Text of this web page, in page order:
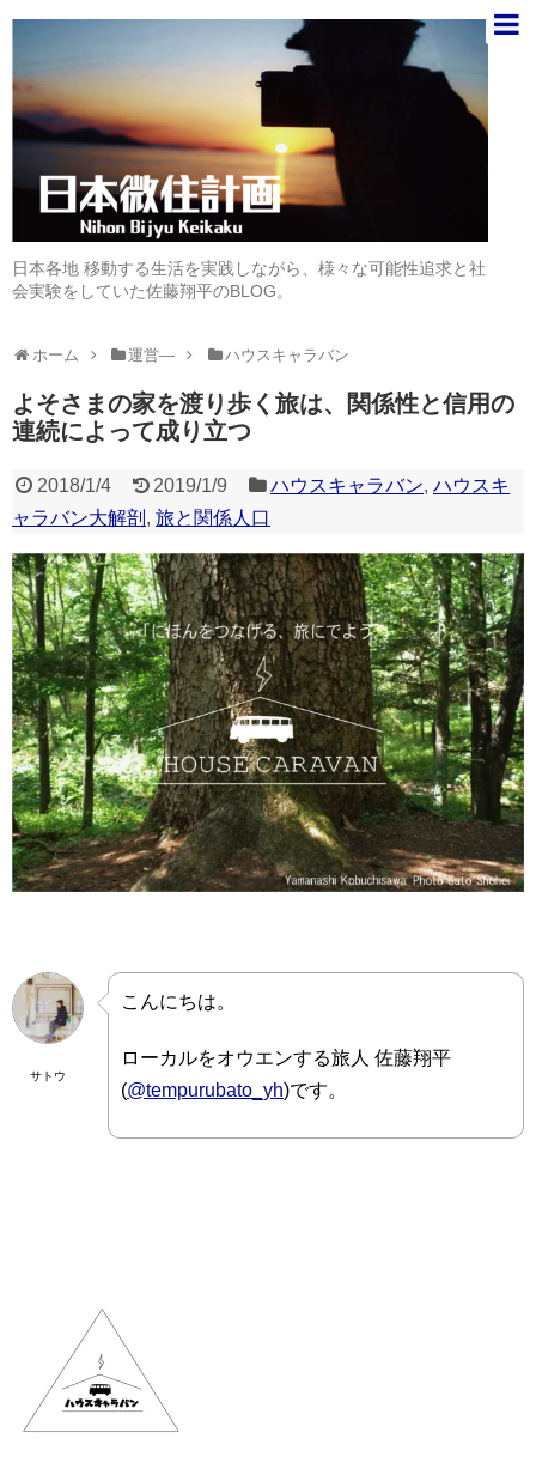
日本各地 移動する生活を実践しながら、様々な可能性追求と社
会実験をしていた佐藤翔平のBLOG。
ホーム 運営― ハウスキャラバン
よそさまの家を渡り歩く旅は、関係性と信用の
連続によって成り立つ
2018/1/4 2019/1/9 ハウスキャラバン,ハウスキ
ャラバン大解剖 , 旅と関係人口
サトウ
こんにちは。
ローカルをオウエンする旅人 佐藤翔平
(@tempurubato_yh)です。